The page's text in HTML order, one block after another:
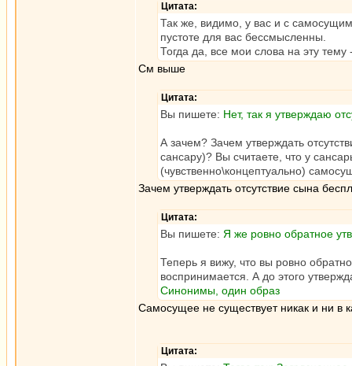
Цитата:
Так же, видимо, у вас и с
пустоте для вас бессмысленны.
Тогда да, все мои слова на эту тему
См выше
Цитата:
Вы пишете: Нет, так я утверждаю
А зачем? Зачем утверждать
сансару)? Вы считаете, что у
(чувственно\концептуально)
Зачем утверждать отсутствие сына
Цитата:
Вы пишете: Я же ровно обратное
Теперь я вижу, что вы ровно
воспринимается. А до этого
Синонимы, один образ
Самосущее не существует никак и ни в
Цитата: